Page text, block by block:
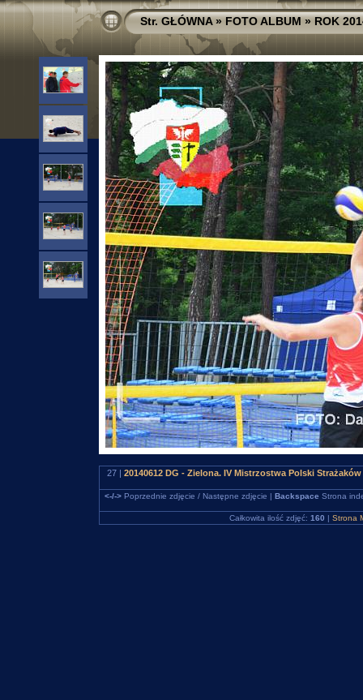
Str. GŁÓWNA»FOTO ALBUM»ROK
27 | 20140612 DG - Zielona. IV Mistrzostwa Polski
<-/->Poprzednie zdjęcie / Następne zdjęcie | Backspace Strona
Całkowita ilość zdjęć: 160 | Strona